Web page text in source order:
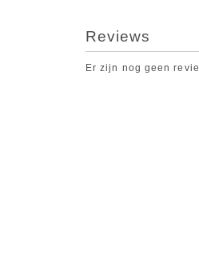
Reviews
Er zijn nog geen